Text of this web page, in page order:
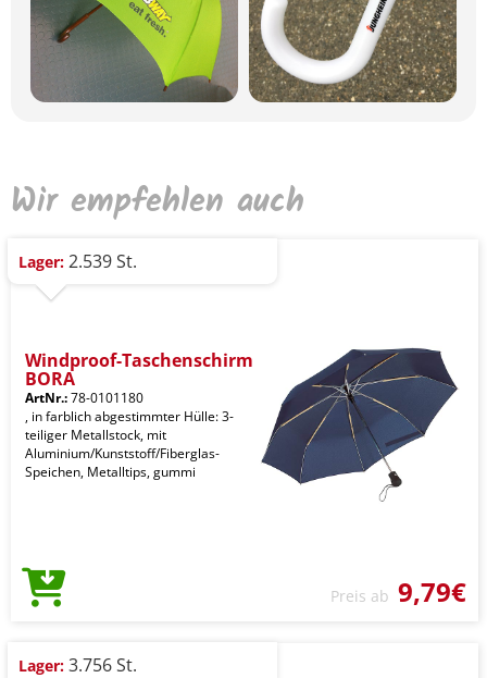
Wir empfehlen auch
Lager: 2.539 St.
Windproof-Taschenschirm
BORA
ArtNr.:78-0101180
, in farblich abgestimmter Hülle: 3-
teiliger Metallstock, mit
Aluminium/Kunststoff/Fiberglas-
Speichen, Metalltips, gummi
Preis ab 9,79€
Lager: 3.756 St.